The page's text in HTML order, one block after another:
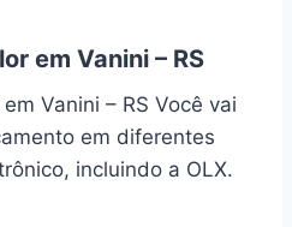
em Vanini – RS
Vanini – RS Você vai
em diferentes
incluindo a OLX.